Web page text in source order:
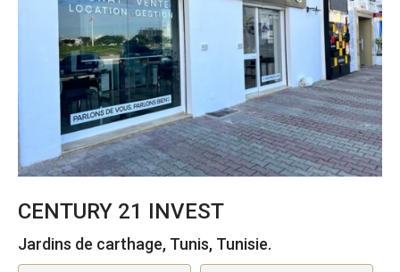
CENTURY 21 INVEST
Jardins de carthage, Tunis, Tunisie.